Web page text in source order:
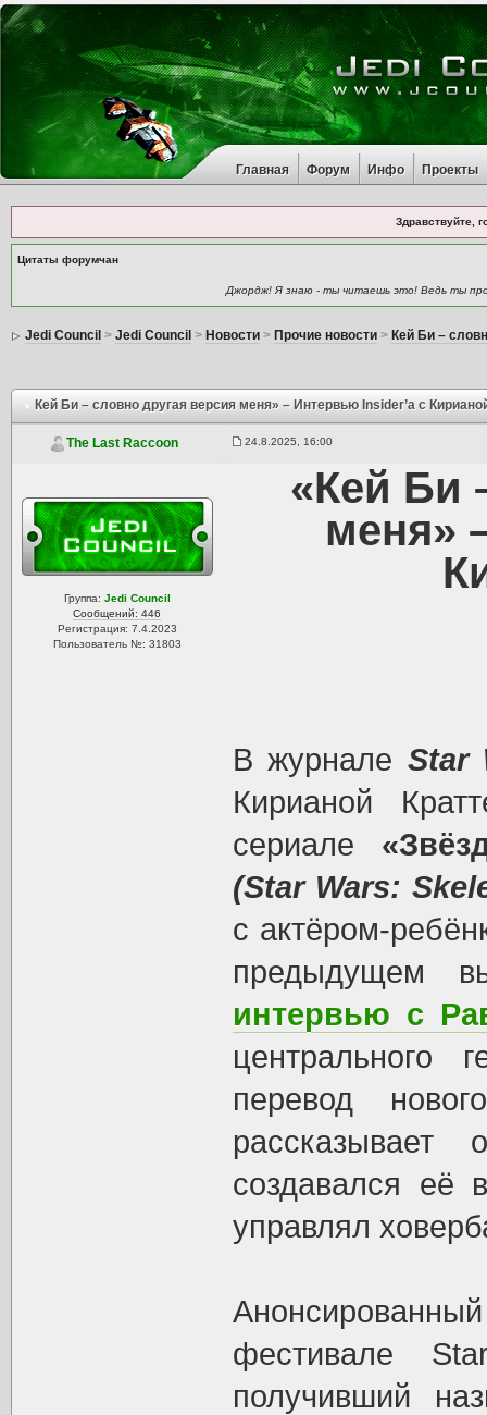
Главная Форум Инфо Проекты
Здравствуйте,
Цитаты форумчан
Джордж! Я знаю - ты читаешь это! Ведь ты
Jedi Council > Jedi Council > Новости> Прочие новости> Кей Би –
Кей Би – словно другая версия меня» – Интервью Insider’а с
The Last Raccoon 24.8.2025, 16:00
Группа: Jedi Council
Сообщений: 446
Регистрация: 7.4.2023
Пользователь №: 31803
«Кей Би
меня»
В журнале Star
Кирианой
сериале
(Star Wars:
с актёром-
предыдущем
интервью с
центрального
перевод
создавался её
управлял
фестивале
получивший